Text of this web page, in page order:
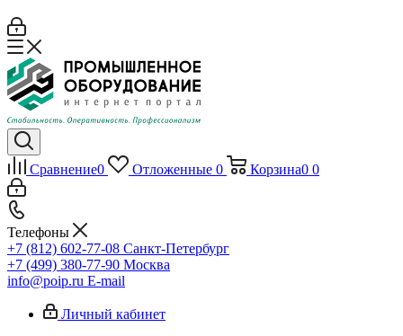
Сравнение0 Отложенные 0 Корзина0 0
Телефоны
+7 (812) 602-77-08 Санкт-Петербург
+7 (499) 380-77-90 Москва
info@poip.ru E-mail
Личный кабинет